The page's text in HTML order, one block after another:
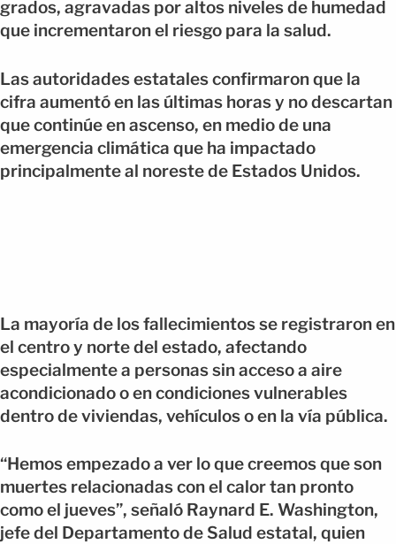
grados, agravadas por altos niveles de humedad
que incrementaron el riesgo para la salud.
Las autoridades estatales confirmaron que la
cifra aumentó en las últimas horas y no descartan
que continúe en ascenso, en medio de una
emergencia climática que ha impactado
principalmente al noreste de Estados Unidos.
La mayoría de los fallecimientos se registraron en
el centro y norte del estado, afectando
especialmente a personas sin acceso a aire
acondicionado o en condiciones vulnerables
dentro de viviendas, vehículos o en la vía pública.
“Hemos empezado a ver lo que creemos que son
muertes relacionadas con el calor tan pronto
como el jueves”, señaló Raynard E. Washington,
jefe del Departamento de Salud estatal, quien